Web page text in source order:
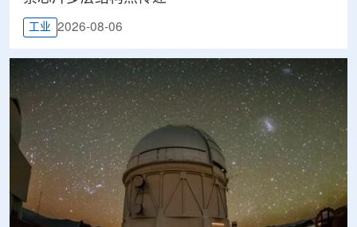
工业 2026-08-06